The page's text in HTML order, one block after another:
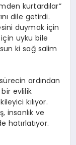
kurtardılar”
dile getirdi.
duymak için
uyku bile
ki sağ salim
ardından
bir evlilik
kılıyor.
insanlık ve
hatırlatıyor.